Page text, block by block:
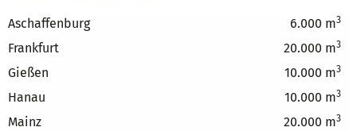
Aschaffenburg 6.000 m3
Frankfurt 20.000 m3
Gießen 10.000 m3
Hanau 10.000 m3
Mainz 20.000 m3